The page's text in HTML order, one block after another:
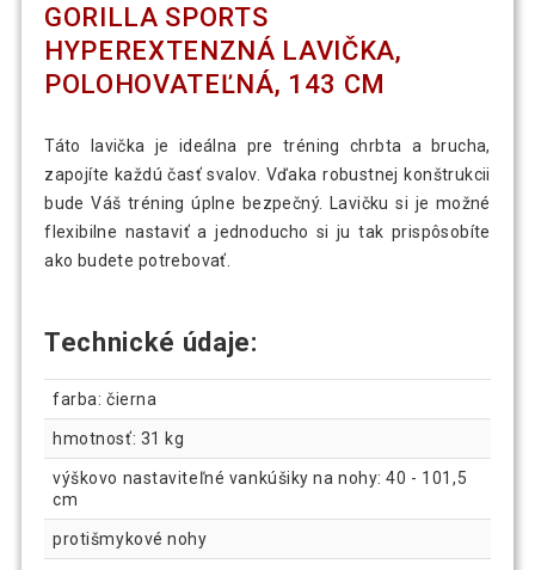
GORILLA SPORTS
HYPEREXTENZNÁ LAVIČKA,
POLOHOVATEĽNÁ, 143 CM
Táto lavička je ideálna pre tréning chrbta a brucha,
zapojíte každú časť svalov. Vďaka robustnej konštrukcii
bude Váš tréning úplne bezpečný. Lavičku si je možné
flexibilne nastaviť a jednoducho si ju tak prispôsobíte
ako budete potrebovať.
Technické údaje:
farba: čierna
hmotnosť: 31 kg
výškovo nastaviteľné vankúšiky na nohy: 40 - 101,5
cm
protišmykové nohy